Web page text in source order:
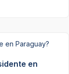
en